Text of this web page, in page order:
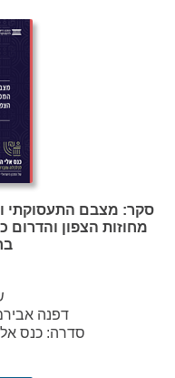
סקר: מצבם התעסוקתי
מחוזות הצפון
דפנה
סדרה:כנס